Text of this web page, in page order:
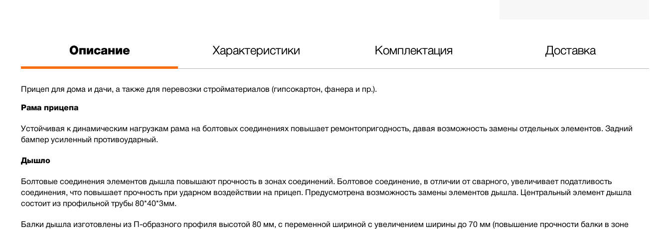
Описание Характеристики Комплектация Доставка
Прицеп для дома и дачи, а также для перевозки стройматериалов (гипсокартон, фанера и пр.).
Рама прицепа
Устойчивая к динамическим нагрузкам рама на болтовых соединениях повышает ремонтопригодность, давая возможность замены отдельных элементов. Задний
бампер усиленный противоударный.
Дышло
Болтовые соединения элементов дышла повышают прочность в зонах соединений. Болтовое соединение, в отличии от сварного, увеличивает податливость
соединения, что повышает прочность при ударном воздействии на прицеп. Предусмотрена возможность замены элементов дышла. Центральный элемент дышла
состоит из профильной трубы 80*40*3мм.
Балки дышла изготовлены из П-образного профиля высотой 80 мм, с переменной шириной с увеличением ширины до 70 мм (повышение прочности балки в зоне